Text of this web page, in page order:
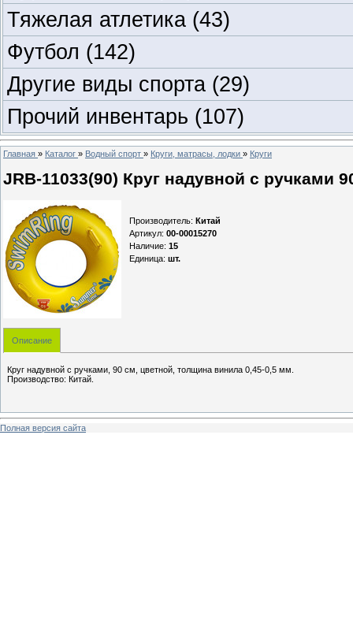
Тяжелая атлетика (43)
Футбол (142)
Другие виды спорта (29)
Прочий инвентарь (107)
Главная » Каталог » Водный спорт » Круги, матрасы, лодки » Круги
JRB-11033(90) Круг надувной с ручками
Производитель: Китай
Артикул: 00-00015270
Наличие: 15
Единица: шт.
Описание
Круг надувной с ручками, 90 см, цветной, толщина винила 0,45-0,5 мм.
Производство: Китай.
Полная версия сайта